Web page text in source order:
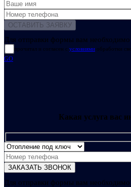
Для отправки формы вам необходимо
прочитал и согласен с условиями обработки
GO
Какая услуга вас
Для отправки формы вам необходимо